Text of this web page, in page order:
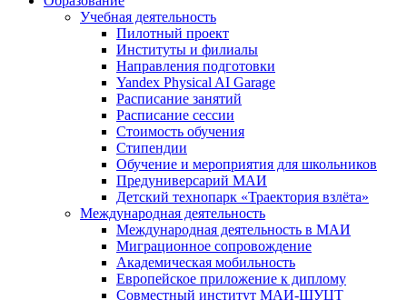
Учебная деятельность
Пилотный проект
Институты и филиалы
Направления подготовки
Yandex Physical AI Garage
Расписание занятий
Расписание сессии
Стоимость обучения
Стипендии
Обучение и мероприятия для школьников
Предуниверсарий МАИ
Детский технопарк «Траектория взлёта»
Международная деятельность
Международная деятельность в МАИ
Миграционное сопровождение
Академическая мобильность
Европейское приложение к диплому
Совместный институт МАИ-ШУЦТ